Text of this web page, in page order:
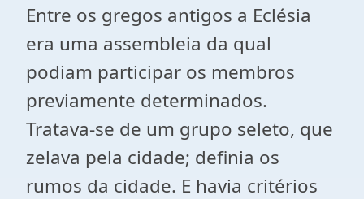
Entre os gregos antigos a Eclésia
era uma assembleia da qual
podiam participar os membros
previamente determinados.
Tratava-se de um grupo seleto, que
zelava pela cidade; definia os
rumos da cidade. E havia critérios